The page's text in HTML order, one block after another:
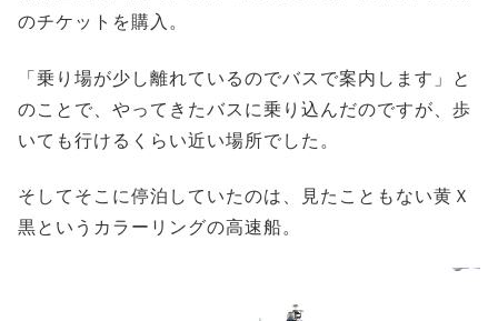
のチケットを購入。
「乗り場が少し離れているのでバスで案内します」と
のことで、やってきたバスに乗り込んだのですが、歩
いても行けるくらい近い場所でした。
そしてそこに停泊していたのは、見たこともない黄Ｘ
黒というカラーリングの高速船。